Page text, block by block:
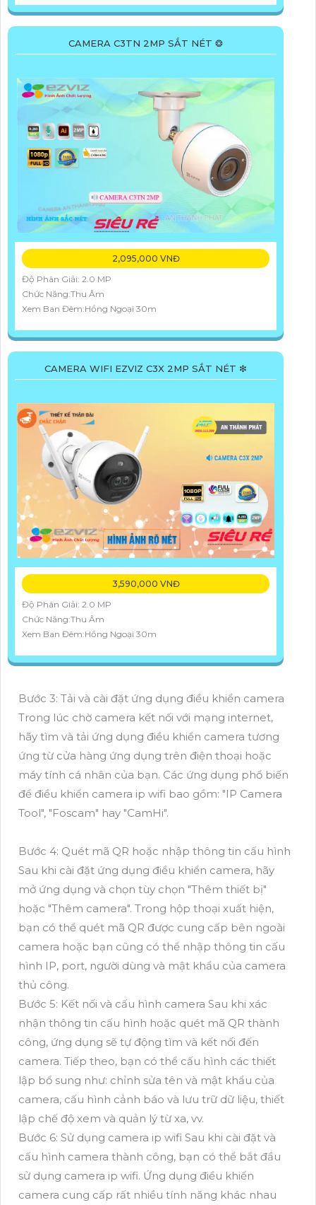
CAMERA C3TN 2MP SẮT NÉT ❂
2,095,000 VNĐ
Độ Phân Giải: 2.0 MP
Chức Năng:Thu Âm
Xem Ban Đêm:Hồng Ngoại 30m
CAMERA WIFI EZVIZ C3X 2MP SẮT NÉT ❇
3,590,000 VNĐ
Độ Phân Giải: 2.0 MP
Chức Năng:Thu Âm
Xem Ban Đêm:Hồng Ngoại 30m
Bước 3: Tải và cài đặt ứng dụng điều khiển camera
Trong lúc chờ camera kết nối với mạng internet,
hãy tìm và tải ứng dụng điều khiển camera tương
ứng từ cửa hàng ứng dụng trên điện thoại hoặc
máy tính cá nhân của bạn. Các ứng dụng phổ biến
để điều khiển camera ip wifi bao gồm: "IP Camera
Tool", "Foscam" hay "CamHi".
Bước 4: Quét mã QR hoặc nhập thông tin cấu hình
Sau khi cài đặt ứng dụng điều khiển camera, hãy
mở ứng dụng và chọn tùy chọn "Thêm thiết bị"
hoặc "Thêm camera". Trong hộp thoại xuất hiện,
bạn có thể quét mã QR được cung cấp bên ngoài
camera hoặc bạn cũng có thể nhập thông tin cấu
hình IP, port, người dùng và mật khẩu của camera
thủ công.
Bước 5: Kết nối và cấu hình camera Sau khi xác
nhận thông tin cấu hình hoặc quét mã QR thành
công, ứng dụng sẽ tự động tìm và kết nối đến
camera. Tiếp theo, bạn có thể cấu hình các thiết
lập bổ sung như: chỉnh sửa tên và mật khẩu của
camera, cấu hình cảnh báo và lưu trữ dữ liệu, thiết
lập chế độ xem và quản lý từ xa, vv.
Bước 6: Sử dụng camera ip wifi Sau khi cài đặt và
cấu hình camera thành công, bạn có thể bắt đầu
sử dụng camera ip wifi. Ứng dụng điều khiển
camera cung cấp rất nhiều tính năng khác nhau